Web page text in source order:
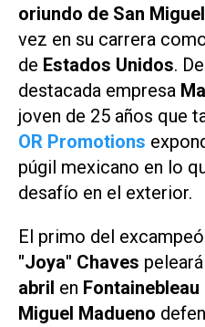
oriundo de San Miguel
vez en su carrera
de Estados Unidos.
destacada empresa
joven de 25 años que
OR Promotions
púgil mexicano en lo
desafío en el exterior.
El primo del
"Joya" Chaves
abril en
Miguel Madueno